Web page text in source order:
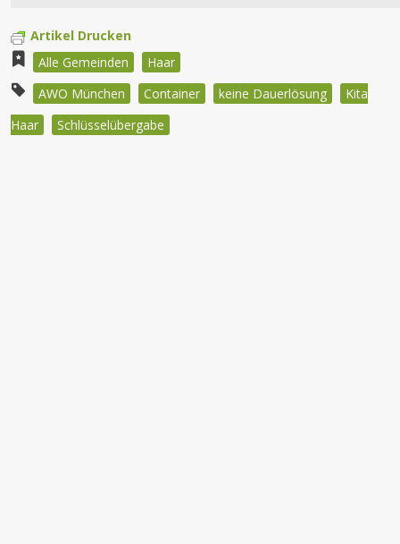
Artikel Drucken
Alle Gemeinden
Haar
AWO München
Container keine Dauerlösung
Kita
Haar
Schlüsselübergabe